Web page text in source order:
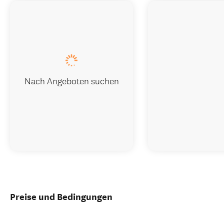
Preise und Bedingungen
Nach Angeboten suchen